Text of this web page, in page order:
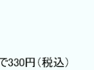
直角直線出